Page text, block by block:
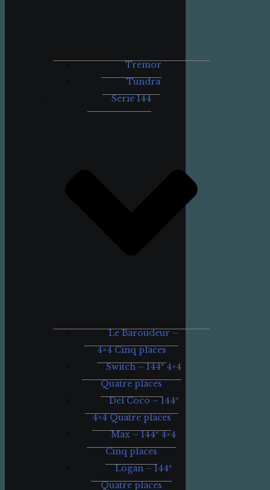
Tremor
Tundra
Série 144
Le Baroudeur –
4×4 Cinq places
Switch – 144″ 4×4
Quatre places
Del Coco – 144″
4×4 Quatre places
Max – 144″ 4×4
Cinq places
Lögan – 144″
Quatre places